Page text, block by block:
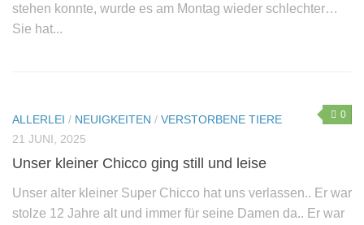
Spenden
Kontakt/Öffnungszeiten
Informationen zum Datenschutz
Impressum
stehen konnte, wurde es am Montag wieder schlechter…
Sie hat...
0
ALLERLEI / NEUIGKEITEN / VERSTORBENE TIERE
21 JUNI, 2025
Unser kleiner Chicco ging still und leise
Unser alter kleiner Super Chicco hat uns verlassen.. Er war
stolze 12 Jahre alt und immer für seine Damen da.. Er war